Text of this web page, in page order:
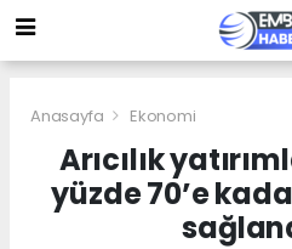
Anasayfa Ekonomi
Arıcılık
yüzde 70’e